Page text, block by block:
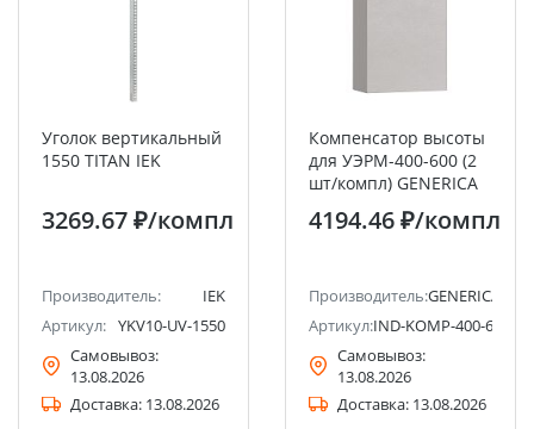
Уголок вертикальный
1550 TITAN IEK
3269.67 ₽/компл
Производитель:
IEK
Артикул: YKV10-UV-1550
Самовывоз:
13.08.2026
Доставка: 13.08.2026
Компенсатор высоты
для УЭРМ-400-600 (2
шт/компл) GENERICA
4194.46 ₽/компл
Производитель:GENERICA
Артикул:IND-KOMP-400-600-1-
Самовывоз:
13.08.2026
Доставка: 13.08.2026